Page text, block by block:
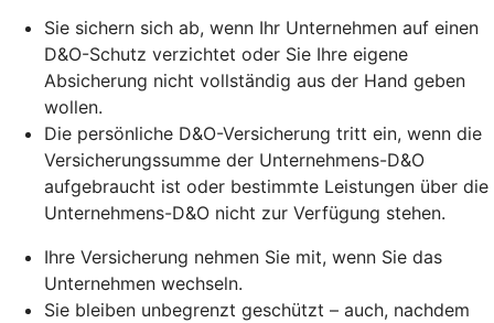
Sie sichern sich ab, wenn Ihr Unternehmen auf einen
D&O-Schutz verzichtet oder Sie Ihre eigene
Absicherung nicht vollständig aus der Hand geben
wollen.
Die persönliche D&O-Versicherung tritt ein, wenn die
Versicherungssumme der Unternehmens-D&O
aufgebraucht ist oder bestimmte Leistungen über die
Unternehmens-D&O nicht zur Verfügung stehen.
Ihre Versicherung nehmen Sie mit, wenn Sie das
Unternehmen wechseln.
Sie bleiben unbegrenzt geschützt – auch, nachdem